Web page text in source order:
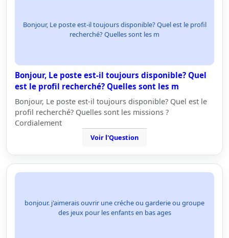
Bonjour, Le poste est-il toujours disponible? Quel est le profil
recherché? Quelles sont les m
Bonjour, Le poste est-il toujours disponible? Quel
est le profil recherché? Quelles sont les m
Bonjour, Le poste est-il toujours disponible? Quel est le
profil recherché? Quelles sont les missions ?
Cordialement
Voir l'Question
bonjour. j'aimerais ouvrir une créche ou garderie ou groupe
des jeux pour les enfants en bas ages